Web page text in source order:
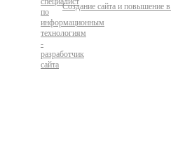
Создание сайта и повышение